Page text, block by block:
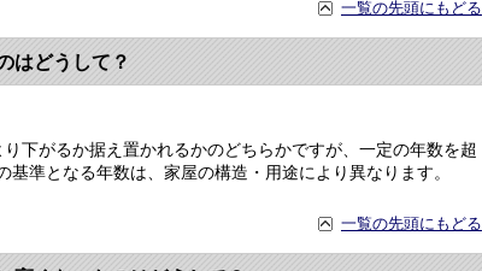
一覧の先頭にもどる
はどうして？
がるか据え置かれるかのどちらかですが、一定の年数を超
準となる年数は、家屋の構造・用途により異なります。
一覧の先頭にもどる